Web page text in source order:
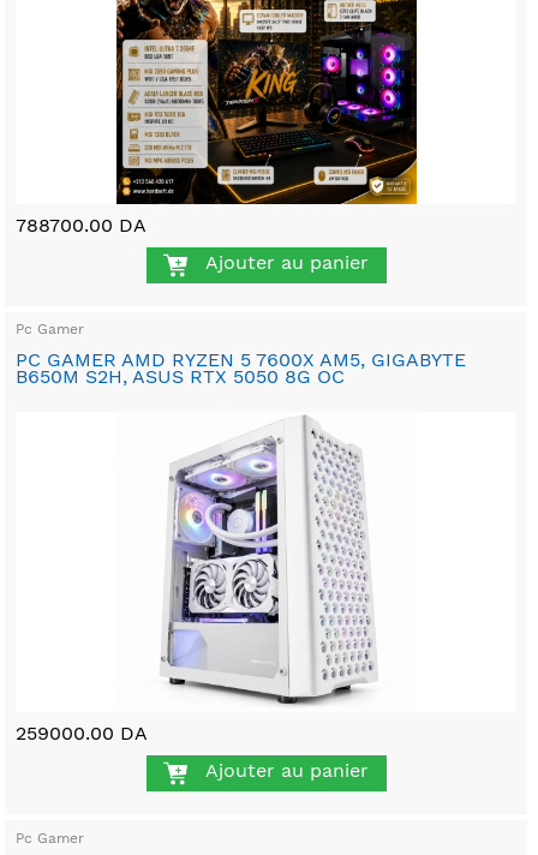
788700.00 DA
Ajouter au panier
Pc Gamer
PC GAMER AMD RYZEN 5 7600X AM5, GIGABYTE
B650M S2H, ASUS RTX 5050 8G OC
259000.00 DA
Ajouter au panier
Pc Gamer